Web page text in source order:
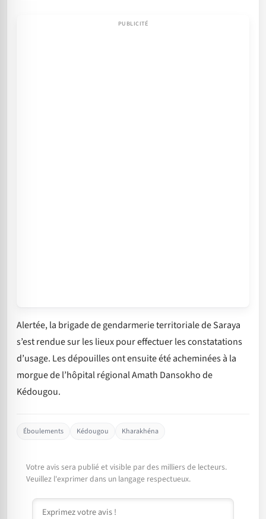
Alertée, la brigade de gendarmerie territoriale de Saraya
s’est rendue sur les lieux pour effectuer les constatations
d’usage. Les dépouilles ont ensuite été acheminées à la
morgue de l’hôpital régional Amath Dansokho de
Kédougou.
Éboulements Kédougou Kharakhéna
Votre avis sera publié et visible par des milliers de lecteurs.
Veuillez l'exprimer dans un langage respectueux.
Commentaire